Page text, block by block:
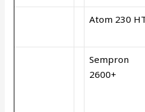
Atom 230
Sempron
2600+